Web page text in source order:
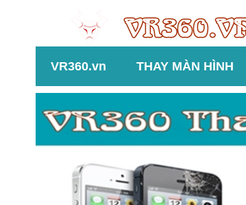
VR360.vn THAY MÀN HÌNH